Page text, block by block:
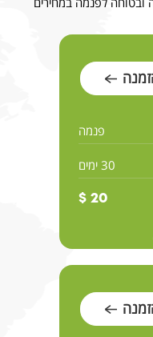
פנמה
30 ימים
20 $